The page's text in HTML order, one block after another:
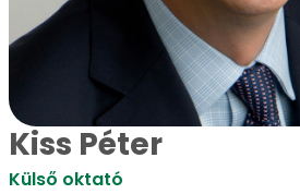
Kiss Péter
Külső oktató